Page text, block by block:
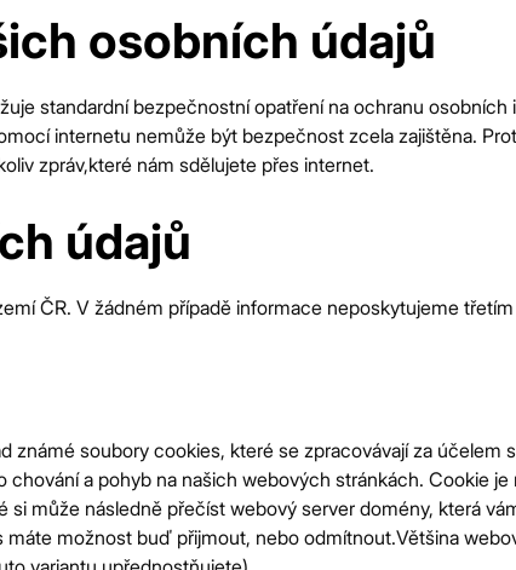
osobních údajů
standardní bezpečnostní opatření na ochranu
internetu nemůže být bezpečnost zcela zajištěna.
zpráv,které nám sdělujete přes internet.
údajů
ČR. V žádném případě informace neposkytujeme
známé soubory cookies, které se zpracovávají za
chování a pohyb na našich webových stránkách. Cookie
může následně přečíst webový server domény, která
možnost buď přijmout, nebo odmítnout.Většina